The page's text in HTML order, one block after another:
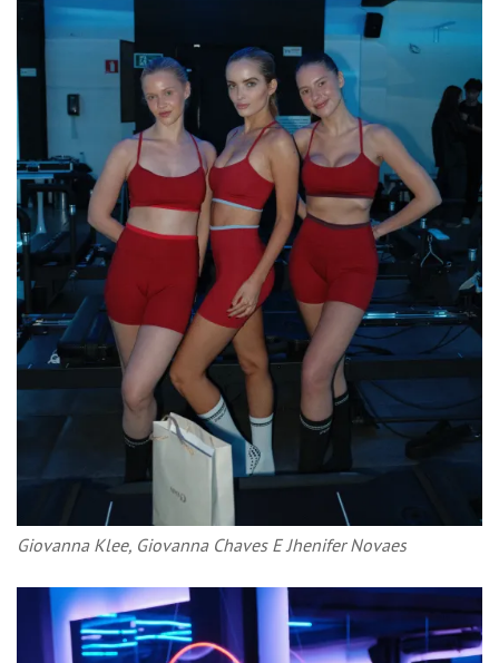
Giovanna Klee, Giovanna Chaves E Jhenifer Novaes